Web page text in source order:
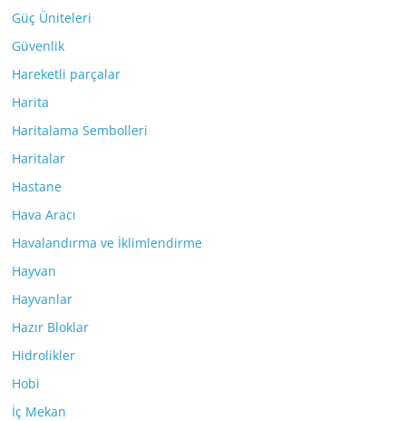
Güç Üniteleri
Güvenlik
Hareketli parçalar
Harita
Haritalama Sembolleri
Haritalar
Hastane
Hava Aracı
Havalandırma ve İklimlendirme
Hayvan
Hayvanlar
Hazır Bloklar
Hidrolikler
Hobi
İç Mekan